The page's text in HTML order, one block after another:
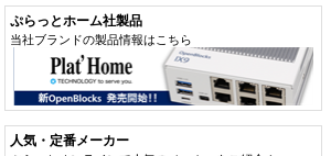
ぷらっとホーム社製品
当社ブランドの製品情報はこちら
人気・定番メーカー